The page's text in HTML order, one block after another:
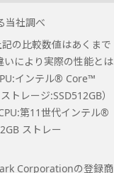
当社調べ
の比較数値はあくまで
いにより実際の性能とは
インテル® Core™
レージ:SSD512GB）
第11世代インテル®
ストレー
Corporationの登録商